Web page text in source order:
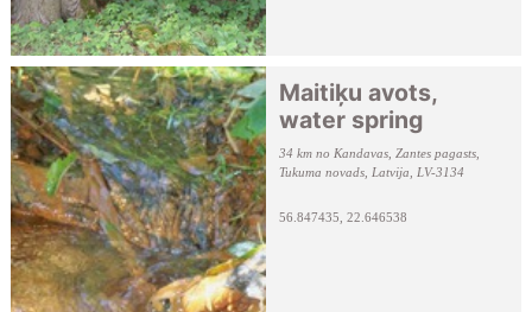
Maitiķu avots,
water spring
34 km no Kandavas, Zantes pagasts,
Tukuma novads, Latvija, LV-3134
56.847435, 22.646538